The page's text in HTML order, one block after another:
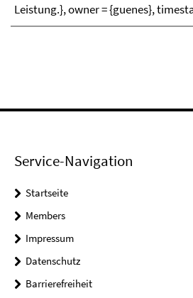
Leistung.}, owner = {guenes},
Service-Navigation
Startseite
Members
Impressum
Datenschutz
Barrierefreiheit